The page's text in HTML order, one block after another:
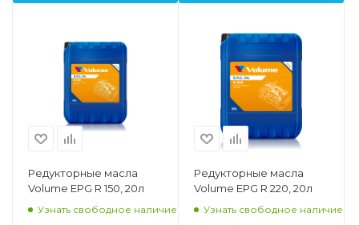
Редукторные масла
Volume EPG R 150, 20л
Узнать свободное наличие
Редукторные масла
Volume EPG R 220, 20л
Узнать свободное наличие